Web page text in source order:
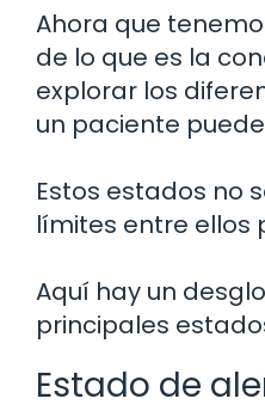
Ahora que
de lo que es la
explorar los
un paciente
Estos estados no
límites entre ellos
Aquí hay un
principales
Estado de